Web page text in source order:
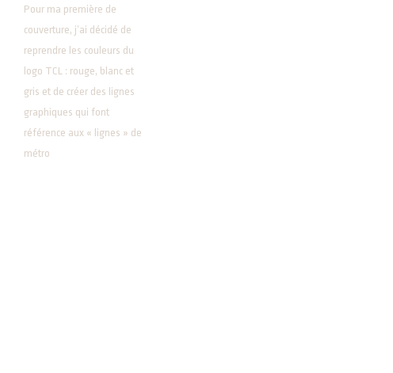
Pour ma première de
couverture, j’ai décidé de
reprendre les couleurs du
logo TCL : rouge, blanc et
gris et de créer des lignes
graphiques qui font
référence aux « lignes » de
métro